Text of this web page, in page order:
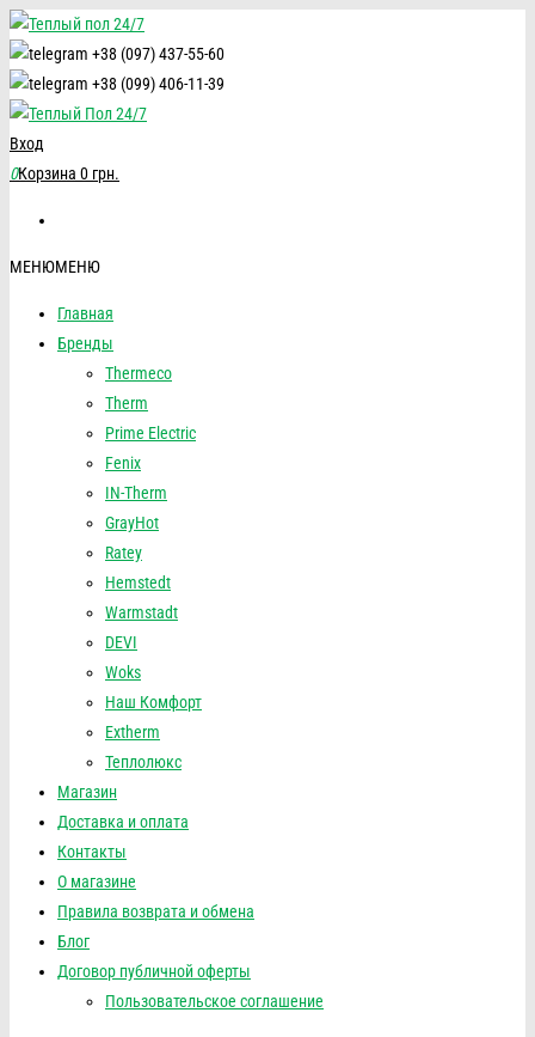
+38 (097) 437-55-60
+38 (099) 406-11-39
Вход
0Корзина 0 грн.
МЕНЮМЕНЮ
Главная
Бренды
Thermeco
Therm
Prime Electric
Fenix
IN-Therm
GrayHot
Ratey
Hemstedt
Warmstadt
DEVI
Woks
Наш Комфорт
Extherm
Теплолюкс
Магазин
Доставка и оплата
Контакты
О магазине
Правила возврата и обмена
Блог
Договор публичной оферты
Пользовательское соглашение